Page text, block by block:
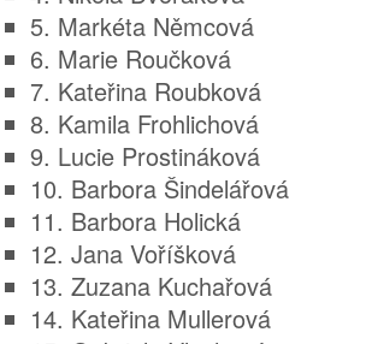
5. Markéta Němcová
6. Marie Roučková
7. Kateřina Roubková
8. Kamila Frohlichová
9. Lucie Prostináková
10. Barbora Šindelářová
11. Barbora Holická
12. Jana Voříšková
13. Zuzana Kuchařová
14. Kateřina Mullerová